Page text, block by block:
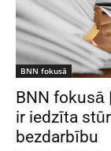
BNN fokusā
BNN fokusā
ir iedzīta
bezdarbību